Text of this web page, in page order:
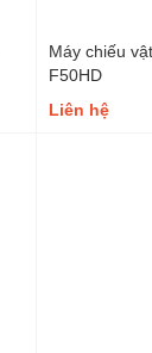
Máy chiếu
F50HD
Liên hệ